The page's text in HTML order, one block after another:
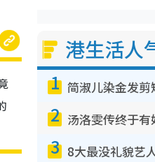
港生活人
1
2
3